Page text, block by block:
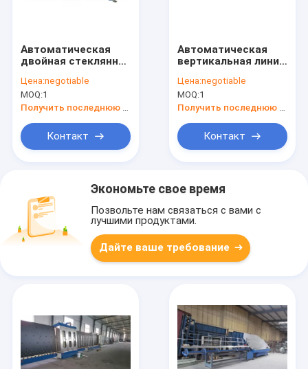
Автоматическая
двойная стеклянная
Автоматическая
двойная стеклянная
машина
Цена:negotiable
MOQ:1
Получить последнюю цену
Контакт
Автоматическая
вертикальная линия
стекла с двойным
остеклением
Цена:negotiable
MOQ:1
Получить последнюю цену
Контакт
Экономьте свое время
Позвольте нам связаться с вами с
лучшими продуктами.
Дайте ваше требование